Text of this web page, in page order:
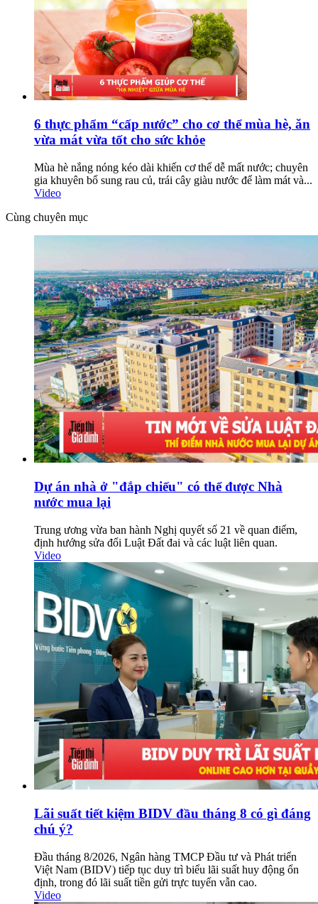
6 thực phẩm “cấp nước” cho cơ thể mùa hè, ăn
vừa mát vừa tốt cho sức khỏe
Mùa hè nắng nóng kéo dài khiến cơ thể dễ mất nước; chuyên
gia khuyên bổ sung rau củ, trái cây giàu nước để làm mát và...
Video
Cùng chuyên mục
Dự án nhà ở "đắp chiếu" có thể được Nhà
nước mua lại
Trung ương vừa ban hành Nghị quyết số 21 về quan điểm,
định hướng sửa đổi Luật Đất đai và các luật liên quan.
Video
Lãi suất tiết kiệm BIDV đầu tháng 8 có gì đáng
chú ý?
Đầu tháng 8/2026, Ngân hàng TMCP Đầu tư và Phát triển
Việt Nam (BIDV) tiếp tục duy trì biểu lãi suất huy động ổn
định, trong đó lãi suất tiền gửi trực tuyến vẫn cao.
Video